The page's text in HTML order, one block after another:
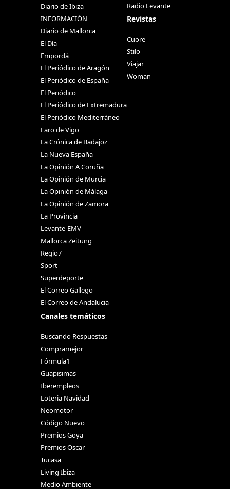
Diario de Ibiza
INFORMACIÓN
Diario de Mallorca
El Día
Empordà
El Periódico de Aragón
El Periódico de España
El Periódico
El Periódico de Extremadura
El Periódico Mediterráneo
Faro de Vigo
La Crónica de Badajoz
La Nueva España
La Opinión A Coruña
La Opinión de Murcia
La Opinión de Málaga
La Opinión de Zamora
La Provincia
Levante-EMV
Mallorca Zeitung
Regio7
Sport
Superdeporte
El Correo Gallego
El Correo de Andalucia
Canales temáticos
Buscando Respuestas
Compramejor
Fórmula1
Guapisimas
Iberempleos
Loteria Navidad
Neomotor
Código Nuevo
Premios Goya
Premios Oscar
Tucasa
Living Ibiza
Medio Ambiente
Radio Levante
Revistas
Cuore
Stilo
Viajar
Woman